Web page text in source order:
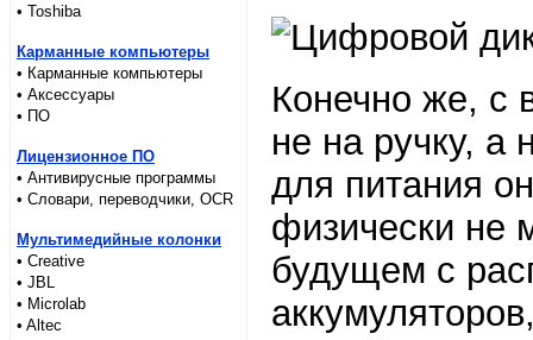
• Toshiba
Карманные компьютеры
• Карманные компьютеры
• Аксессуары
• ПО
Лицензионное ПО
• Антивирусные программы
• Словари, переводчики, OCR
Мультимедийные колонки
• Creative
• JBL
• Microlab
• Altec
Конечно же, с
не на ручку, а
для питания
физически не
будущем с